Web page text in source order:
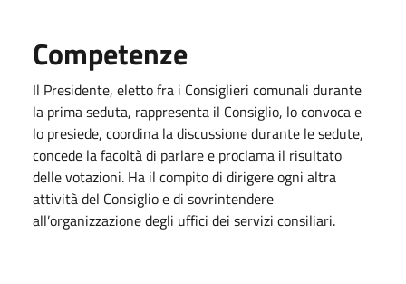
Competenze
Il Presidente, eletto fra i Consiglieri comunali durante
la prima seduta, rappresenta il Consiglio, lo convoca e
lo presiede, coordina la discussione durante le sedute,
concede la facoltà di parlare e proclama il risultato
delle votazioni. Ha il compito di dirigere ogni altra
attività del Consiglio e di sovrintendere
all’organizzazione degli uffici dei servizi consiliari.